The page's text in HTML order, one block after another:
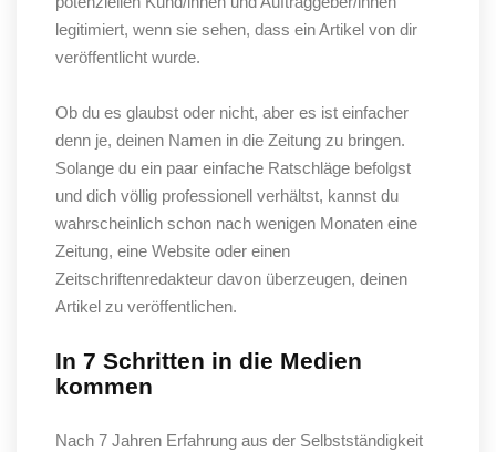
legitimiert, wenn sie sehen, dass ein Artikel von dir
veröffentlicht wurde.
Ob du es glaubst oder nicht, aber es ist einfacher
denn je, deinen Namen in die Zeitung zu bringen.
Solange du ein paar einfache Ratschläge befolgst
und dich völlig professionell verhältst, kannst du
wahrscheinlich schon nach wenigen Monaten eine
Zeitung, eine Website oder einen
Zeitschriftenredakteur davon überzeugen, deinen
Artikel zu veröffentlichen.
In 7 Schritten in die Medien
kommen
Nach 7 Jahren Erfahrung aus der Selbstständigkeit